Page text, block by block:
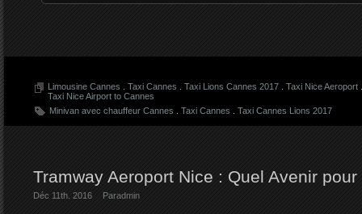
Limousine Cannes Taxi Cannes Taxi Lions Cannes 2017 Taxi Nice Aeroport
Taxi Nice Airport to Cannes
Minivan avec chauffeur Cannes
Taxi Cannes Taxi Cannes Lions 2017
Tramway Aeroport Nice : Quel Avenir
Déc 11th. 2016 Paradmin